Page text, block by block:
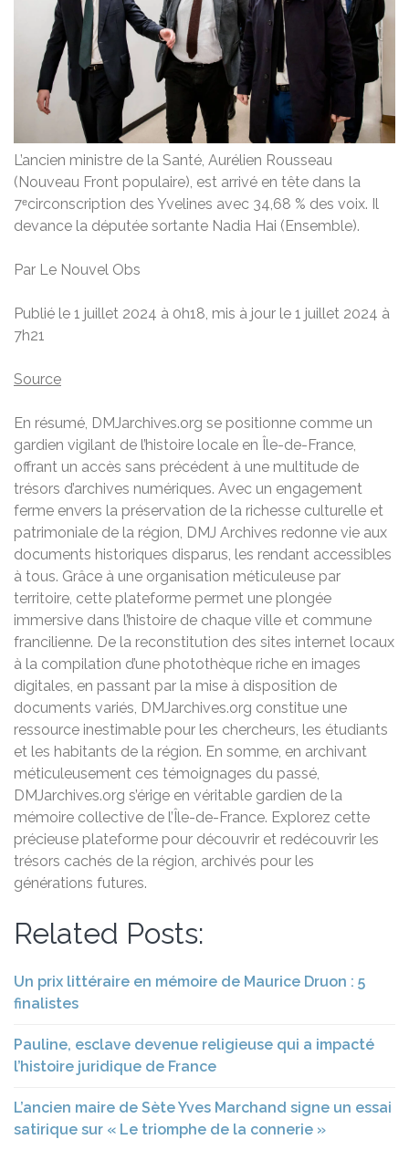
L’ancien ministre de la Santé, Aurélien Rousseau
(Nouveau Front populaire), est arrivé en tête dans la
7ᵉcirconscription des Yvelines avec 34,68 % des voix. Il
devance la députée sortante Nadia Hai (Ensemble).
Par Le Nouvel Obs
Publié le 1 juillet 2024 à 0h18, mis à jour le 1 juillet 2024 à
7h21
Source
En résumé, DMJarchives.org se positionne comme un
gardien vigilant de l’histoire locale en Île-de-France,
offrant un accès sans précédent à une multitude de
trésors d’archives numériques. Avec un engagement
ferme envers la préservation de la richesse culturelle et
patrimoniale de la région, DMJ Archives redonne vie aux
documents historiques disparus, les rendant accessibles
à tous. Grâce à une organisation méticuleuse par
territoire, cette plateforme permet une plongée
immersive dans l’histoire de chaque ville et commune
francilienne. De la reconstitution des sites internet locaux
à la compilation d’une photothèque riche en images
digitales, en passant par la mise à disposition de
documents variés, DMJarchives.org constitue une
ressource inestimable pour les chercheurs, les étudiants
et les habitants de la région. En somme, en archivant
méticuleusement ces témoignages du passé,
DMJarchives.org s’érige en véritable gardien de la
mémoire collective de l’Île-de-France. Explorez cette
précieuse plateforme pour découvrir et redécouvrir les
trésors cachés de la région, archivés pour les
générations futures.
Related Posts:
Un prix littéraire en mémoire de Maurice Druon : 5
finalistes
Pauline, esclave devenue religieuse qui a impacté
l’histoire juridique de France
L’ancien maire de Sète Yves Marchand signe un essai
satirique sur « Le triomphe de la connerie »